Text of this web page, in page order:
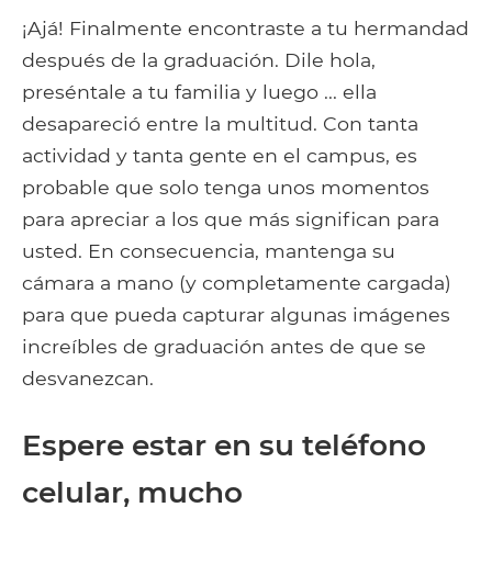
¡Ajá! Finalmente encontraste a tu hermandad
después de la graduación. Dile hola,
preséntale a tu familia y luego ... ella
desapareció entre la multitud. Con tanta
actividad y tanta gente en el campus, es
probable que solo tenga unos momentos
para apreciar a los que más significan para
usted. En consecuencia, mantenga su
cámara a mano (y completamente cargada)
para que pueda capturar algunas imágenes
increíbles de graduación antes de que se
desvanezcan.
Espere estar en su teléfono
celular, mucho